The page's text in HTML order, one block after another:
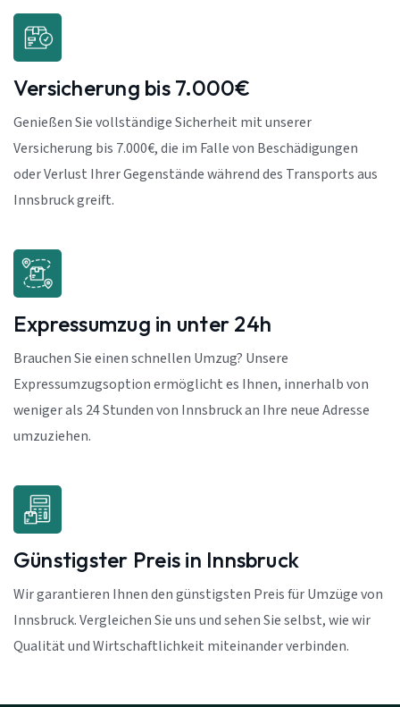
Versicherung bis 7.000€
Genießen Sie vollständige Sicherheit mit unserer
Versicherung bis 7.000€, die im Falle von Beschädigungen
oder Verlust Ihrer Gegenstände während des Transports aus
Innsbruck greift.
Expressumzug in unter 24h
Brauchen Sie einen schnellen Umzug? Unsere
Expressumzugsoption ermöglicht es Ihnen, innerhalb von
weniger als 24 Stunden von Innsbruck an Ihre neue Adresse
umzuziehen.
Günstigster Preis in Innsbruck
Wir garantieren Ihnen den günstigsten Preis für Umzüge von
Innsbruck. Vergleichen Sie uns und sehen Sie selbst, wie wir
Qualität und Wirtschaftlichkeit miteinander verbinden.